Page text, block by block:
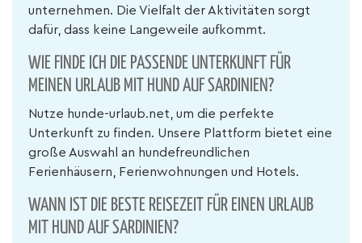
unternehmen. Die Vielfalt der Aktivitäten sorgt
dafür, dass keine Langeweile aufkommt.
WIE FINDE ICH DIE PASSENDE UNTERKUNFT FÜR
MEINEN URLAUB MIT HUND AUF SARDINIEN?
Nutze hunde-urlaub.net, um die perfekte
Unterkunft zu finden. Unsere Plattform bietet eine
große Auswahl an hundefreundlichen
Ferienhäusern, Ferienwohnungen und Hotels.
WANN IST DIE BESTE REISEZEIT FÜR EINEN URLAUB
MIT HUND AUF SARDINIEN?